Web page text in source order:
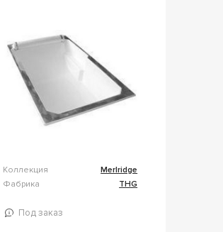
Коллекция
Merlridge
Фабрика
THG
Под заказ